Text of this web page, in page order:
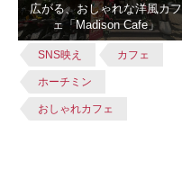
広がる、おしゃれな洋風カフ
ェ「Madison Cafe」
SNS映え カフェ
ホーチミン
おしゃれカフェ